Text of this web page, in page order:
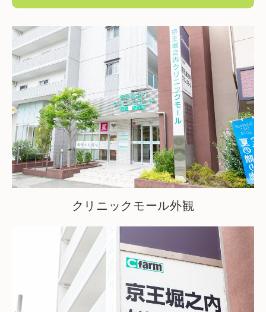
クリニックモール外観